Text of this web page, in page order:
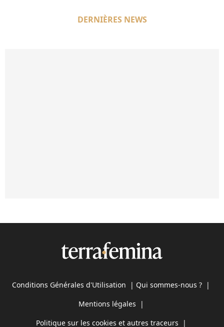
DERNIÈRES NEWS
Conditions Générales d'Utilisation | Qui sommes-nous ? |
Mentions légales |
Politique sur les cookies et autres traceurs |